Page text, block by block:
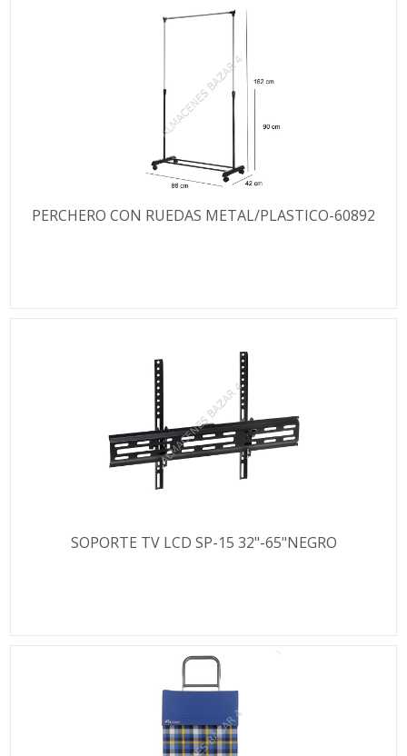
PERCHERO CON RUEDAS METAL/PLASTICO-60892
SOPORTE TV LCD SP-15 32"-65"NEGRO